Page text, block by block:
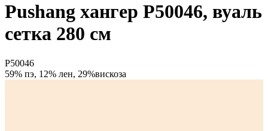
Pushang хангер P50046, вуаль
сетка 280 см
P50046
59% пэ, 12% лен, 29%вискоза